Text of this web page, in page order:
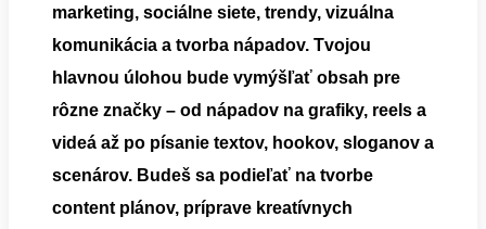
marketing, sociálne siete, trendy, vizuálna
komunikácia a tvorba nápadov. Tvojou
hlavnou úlohou bude vymýšľať obsah pre
rôzne značky – od nápadov na grafiky, reels a
videá až po písanie textov, hookov, sloganov a
scenárov. Budeš sa podieľať na tvorbe
content plánov, príprave kreatívnych